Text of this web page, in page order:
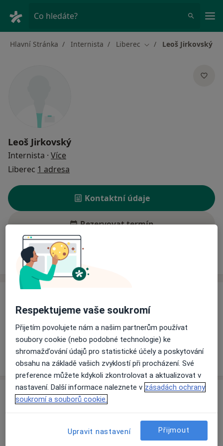
Co hledáte?
Hlavní Stránka Internista Liberec Změna města
Leoš Jirkovský
Leoš Jirkovský
Internista · Více
Liberec 1 adresa
Kontaktní údaje
Rezervovat termín
Ceník
Informace o službách a cenách nejsou k dispozici
Tento specialista ještě nepřidával žádné informace o
svých službách.
Adresa
Respektujeme vaše soukromí
Přijetím povolujete nám a našim partnerům používat
soubory cookie (nebo podobné technologie) ke
shromažďování údajů pro statistické účely a poskytování
obsahu na základě vašich zvyklostí při procházení. Své
preference můžete kdykoli zkontrolovat a aktualizovat v
nastavení. Další informace naleznete v zásadách ochrany
soukromí a souborů cookie.
Upravit nastavení Přijmout